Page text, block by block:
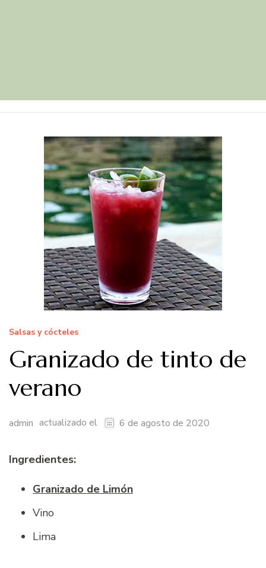
Salsas y cócteles
Granizado de tinto de
verano
admin actualizado el 6 de agosto de 2020
Ingredientes:
Granizado de Limón
Vino
Lima